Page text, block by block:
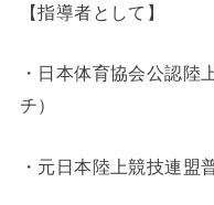
【指導者として】
・日本体育協会公認陸
チ）
・元日本陸上競技連盟